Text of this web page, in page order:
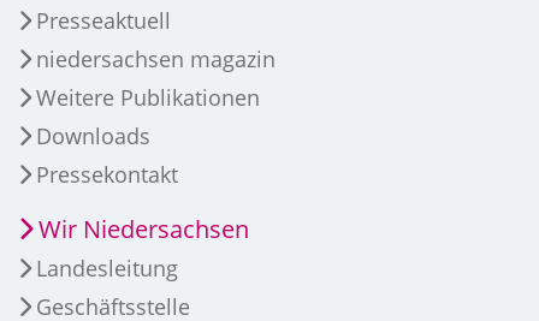
Presseaktuell
niedersachsen magazin
Weitere Publikationen
Downloads
Pressekontakt
Wir Niedersachsen
Landesleitung
Geschäftsstelle